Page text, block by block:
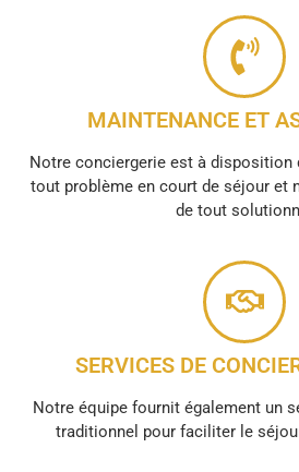
MAINTENANCE ET
Notre conciergerie est à disposition
tout problème en court de séjour et
de tout
SERVICES DE
Notre équipe fournit également un
traditionnel pour faciliter le